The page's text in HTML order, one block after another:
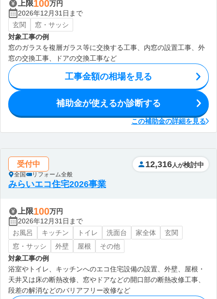
上限100万円
2026年12月31日まで
玄関
窓・サッシ
対象工事の例
窓のガラスを複層ガラス等に交換する工事、内窓の設置工事、外
窓の交換工事、ドアの交換工事など
工事金額の相場を見る
補助金が使えるか診断する
この補助金の詳細を見る
受付中
全国 リフォーム全般
12,316 人が検討中
みらいエコ住宅2026事業
上限100万円
2026年12月31日まで
お風呂
キッチン トイレ 洗面台 家全体
玄関
窓・サッシ
外壁 屋根
その他
対象工事の例
浴室やトイレ、キッチンへのエコ住宅設備の設置、外壁、屋根・
天井又は床の断熱改修、窓やドアなどの開口部の断熱改修工事、
段差の解消などのバリアフリー改修など